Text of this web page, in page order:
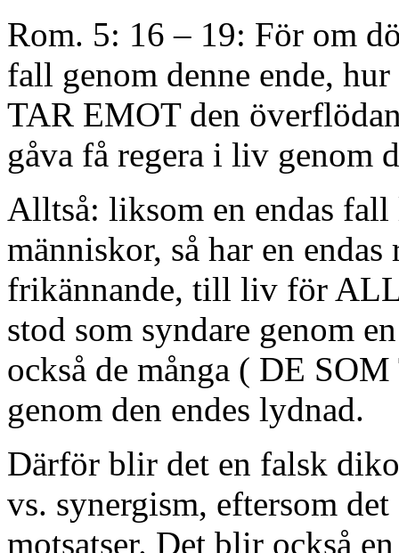
Rom. 5: 16 – 19: För om
fall genom denne ende,
TAR EMOT den
gåva få regera i liv genom
Alltså: liksom en endas
människor, så har en
frikännande, till liv för
stod som syndare genom
också de många ( DE
genom den endes lydnad.
Därför blir det en falsk
vs. synergism, eftersom
motsatser. Det blir också